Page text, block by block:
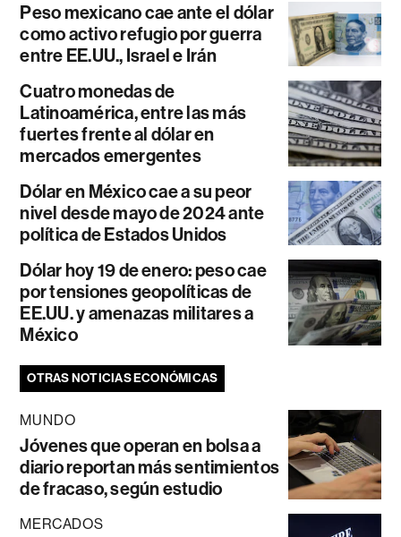
Peso mexicano cae ante el dólar
como activo refugio por guerra
entre EE.UU., Israel e Irán
Cuatro monedas de
Latinoamérica, entre las más
fuertes frente al dólar en
mercados emergentes
Dólar en México cae a su peor
nivel desde mayo de 2024 ante
política de Estados Unidos
Dólar hoy 19 de enero: peso cae
por tensiones geopolíticas de
EE.UU. y amenazas militares a
México
OTRAS NOTICIAS ECONÓMICAS
MUNDO
Jóvenes que operan en bolsa a
diario reportan más sentimientos
de fracaso, según estudio
MERCADOS